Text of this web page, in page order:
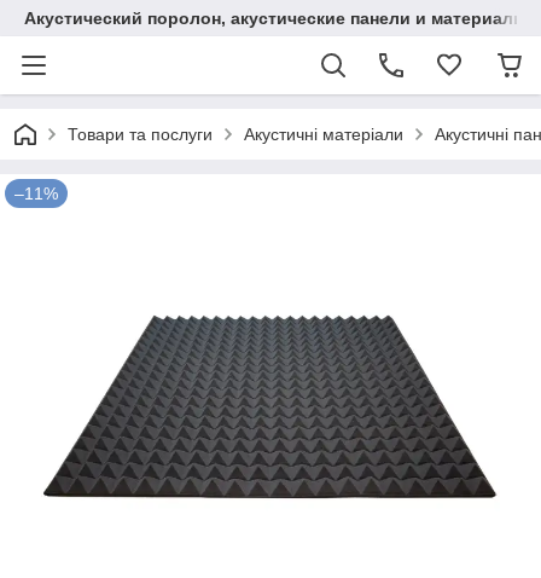
Акустический поролон, акустические панели и
Товари та послуги Акустичні матеріали Акустичні
–11%